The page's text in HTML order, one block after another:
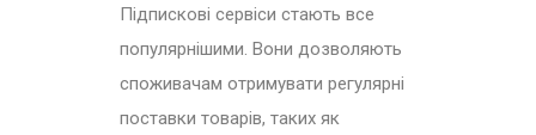
Підпискові сервіси стають все
популярнішими. Вони дозволяють
споживачам отримувати регулярні
поставки товарів, таких як